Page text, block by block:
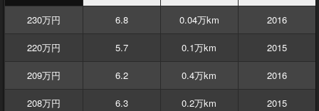
230万円 6.8 0.04万km 2016
220万円 5.7 0.1万km 2015
209万円 6.2 0.4万km 2016
208万円 6.3 0.2万km 2015